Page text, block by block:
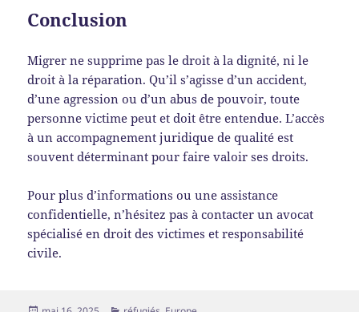
Conclusion
Migrer ne supprime pas le droit à la dignité, ni le
droit à la réparation. Qu’il s’agisse d’un accident,
d’une agression ou d’un abus de pouvoir, toute
personne victime peut et doit être entendue. L’accès
à un accompagnement juridique de qualité est
souvent déterminant pour faire valoir ses droits.
Pour plus d’informations ou une assistance
confidentielle, n’hésitez pas à contacter un avocat
spécialisé en droit des victimes et responsabilité
civile.